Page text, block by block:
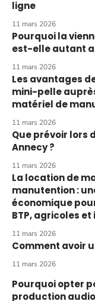
ligne
11 mars 2026
Pourquoi la
est-elle autant
11 mars 2026
Les avantages
mini-pelle
matériel de
11 mars 2026
Que prévoir lors
Annecy ?
11 mars 2026
La location de
manutention :
économique
BTP, agricoles
11 mars 2026
Comment avoir
11 mars 2026
Pourquoi opter
production